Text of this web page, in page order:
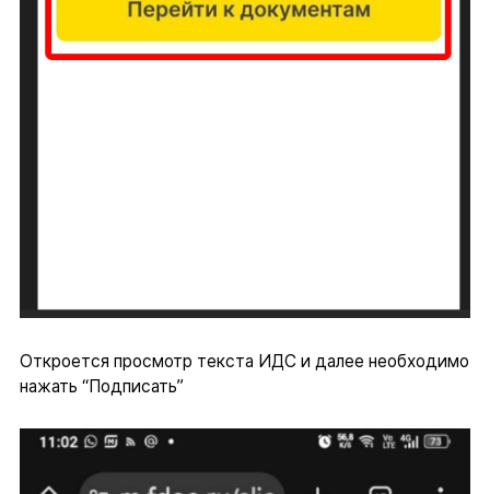
Откроется просмотр текста ИДС и далее необходимо
нажать “Подписать”